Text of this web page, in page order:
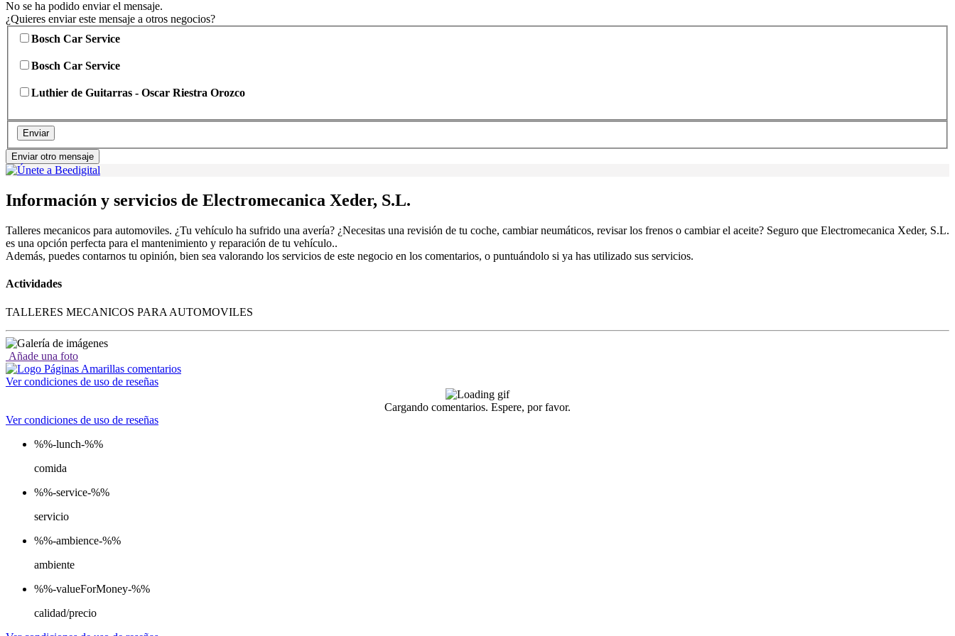
No se ha podido enviar el mensaje.
¿Quieres enviar este mensaje a otros negocios?
Bosch Car Service
Bosch Car Service
Luthier de Guitarras - Oscar Riestra Orozco
Enviar
Enviar otro mensaje
Información y servicios de Electromecanica Xeder, S.L.
Talleres mecanicos para automoviles. ¿Tu vehículo ha sufrido una avería? ¿Necesitas una revisión de tu coche, cambiar neumáticos, revisar los frenos o cambiar el aceite? Seguro que Electromecanica Xeder, S.L.
es una opción perfecta para el mantenimiento y reparación de tu vehículo..
Además, puedes contarnos tu opinión, bien sea valorando los servicios de este negocio en los comentarios, o puntuándolo si ya has utilizado sus servicios.
Actividades
TALLERES MECANICOS PARA AUTOMOVILES
Añade una foto
Ver condiciones de uso de reseñas
Cargando comentarios. Espere, por favor.
Ver condiciones de uso de reseñas
%%-lunch-%%
comida
%%-service-%%
servicio
%%-ambience-%%
ambiente
%%-valueForMoney-%%
calidad/precio